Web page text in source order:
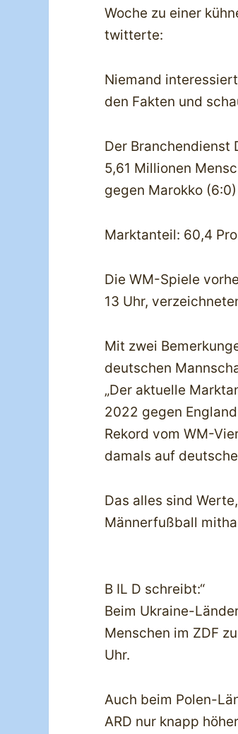
Woche zu einer
twitterte:
Niemand
den Fakten und
Der Branchendienst
5,61 Millionen
gegen Marokko
Marktanteil: 60,4
Die WM-Spiele
13 Uhr,
Mit zwei
deutschen
„Der aktuelle
2022 gegen
Rekord vom WM-
damals auf
Das alles sind
Männerfußball
B IL D schreibt:“
Beim Ukraine-
Menschen im ZDF
Uhr.
Auch beim Polen-
ARD nur knapp